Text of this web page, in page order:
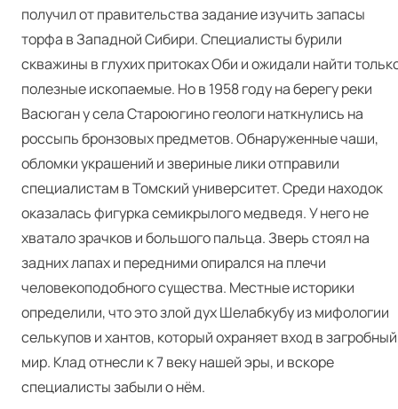
получил от правительства задание изучить запасы
торфа в Западной Сибири. Специалисты бурили
скважины в глухих притоках Оби и ожидали найти
полезные ископаемые. Но в 1958 году на берегу реки
Васюган у села Староюгино геологи наткнулись на
россыпь бронзовых предметов. Обнаруженные чаши,
обломки украшений и звериные лики отправили
специалистам в Томский университет. Среди находок
оказалась фигурка семикрылого медведя. У него не
хватало зрачков и большого пальца. Зверь стоял на
задних лапах и передними опирался на плечи
человекоподобного существа. Местные историки
определили, что это злой дух Шелабкубу из мифологии
селькупов и хантов, который охраняет вход в загробный
мир. Клад отнесли к 7 веку нашей эры, и вскоре
специалисты забыли о нём.